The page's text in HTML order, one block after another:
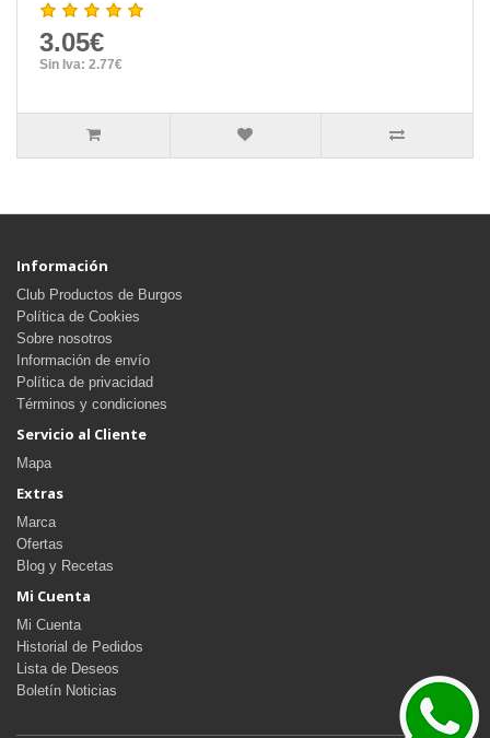
3.05€
Sin Iva: 2.77€
Información
Club Productos de Burgos
Política de Cookies
Sobre nosotros
Información de envío
Política de privacidad
Términos y condiciones
Servicio al Cliente
Mapa
Extras
Marca
Ofertas
Blog y Recetas
Mi Cuenta
Mi Cuenta
Historial de Pedidos
Lista de Deseos
Boletín Noticias